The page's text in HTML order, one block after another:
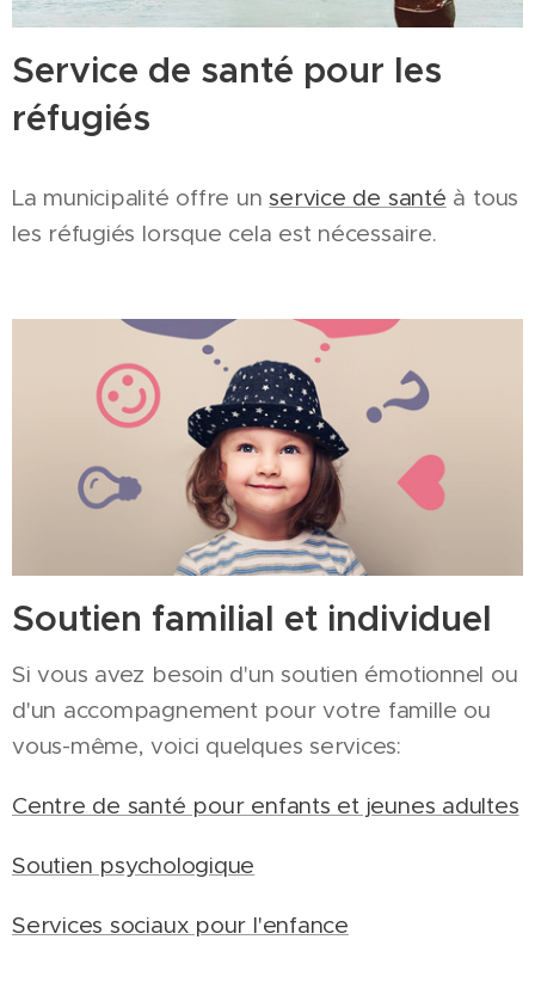
Service de santé pour les
réfugiés
La municipalité offre unservice de santé à tous
les réfugiés lorsque cela est nécessaire.
Soutien familial et individuel
Si vous avez besoin d'un soutien émotionnel ou
d'un accompagnement pour votre famille ou
vous-même, voici quelques services:
Centre de santé pour enfants et jeunes adultes
Soutien psychologique
Services sociaux pour l'enfance